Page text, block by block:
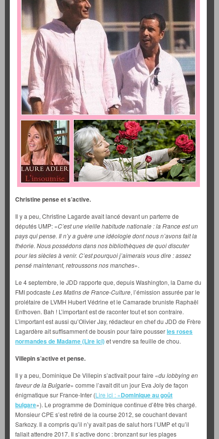
Christine pense et s’active.
Il y a peu, Christine Lagarde avait lancé devant un parterre de
députés UMP: «C’est une vieille habitude nationale : la France est un
pays qui pense. Il n’y a guère une idéologie dont nous n’avons fait la
théorie. Nous possédons dans nos bibliothèques de quoi discuter
pour les siècles à venir. C’est pourquoi j’aimerais vous dire : assez
pensé maintenant, retroussons nos manches».
Le 4 septembre, le JDD rapporte que, depuis Washington, la Dame du
FMI podcaste Les Matins de France-Culture, l’émission assurée par le
prolétaire de LVMH Hubert Védrine et le Camarade bruniste Raphaël
Enthoven. Bah ! L’important est de raconter tout et son contraire.
L’important est aussi qu’Olivier Jay, rédacteur en chef du JDD de Frère
Lagardère ait suffisamment de bousin pour faire pousserles roses
normandes de Madame (Lire ici)et vendre sa feuille de chou.
Villepin s’active et pense.
Il y a peu, Dominique De Villepin s’activait pour faire «du lobbying en
faveur de la Bulgarie» comme l’avait dit un jour Eva Joly de façon
énigmatique sur France-Inter (Lire ici : «Dominique au goût
bulgare»). Le programme de Dominique continue d’être très chargé.
Monsieur CPE s’est retiré de la course 2012, se couchant devant
Sarkozy. Il a compris qu’il n’y avait pas de salut hors l’UMP et qu’il
fallait attendre 2017. Il s’active donc : bronzant sur les plages